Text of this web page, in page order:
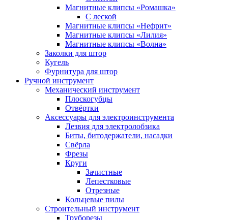
Магнитные клипсы «Ромашка»
С леской
Магнитные клипсы «Нефрит»
Магнитные клипсы «Лилия»
Магнитные клипсы «Волна»
Заколки для штор
Кугель
Фурнитура для штор
Ручной инструмент
Механический инструмент
Плоскогубцы
Отвёртки
Аксессуары для электроинструмента
Лезвия для электролобзика
Биты, битодержатели, насадки
Свёрла
Фрезы
Круги
Зачистные
Лепестковые
Отрезные
Кольцевые пилы
Строительный инструмент
Труборезы